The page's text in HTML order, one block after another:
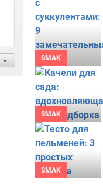
SMAK
SMAK
SMAK